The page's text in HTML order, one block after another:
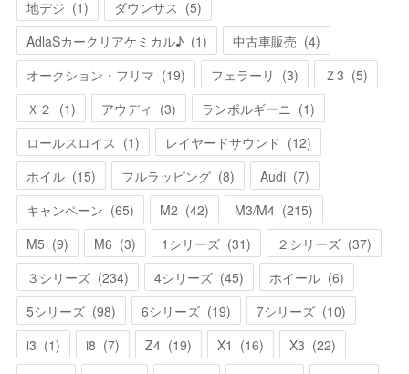
地デジ (1) ダウンサス (5)
AdlaSカークリアケミカル♪ (1) 中古車販売 (4)
オークション・フリマ (19) フェラーリ (3) Ｚ3 (5)
Ｘ２ (1) アウディ (3) ランボルギーニ (1)
ロールスロイス (1) レイヤードサウンド (12)
ホイル (15) フルラッピング (8) Audi (7)
キャンペーン (65) M2 (42) M3/M4 (215)
M5 (9) M6 (3) 1シリーズ (31) ２シリーズ (37)
３シリーズ (234) 4シリーズ (45) ホイール (6)
5シリーズ (98) 6シリーズ (19) 7シリーズ (10)
i3 (1) i8 (7) Z4 (19) X1 (16) X3 (22)